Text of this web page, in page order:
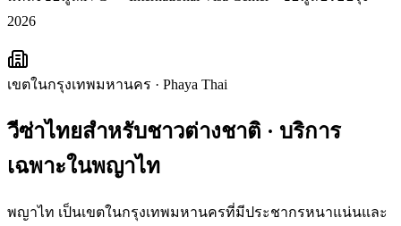
2026
เขตในกรุงเทพมหานคร · Phaya Thai
วีซ่าไทยสำหรับชาวต่างชาติ · บริการ
เฉพาะในพญาไท
พญาไท เป็นเขตในกรุงเทพมหานครที่มีประชากรหนาแน่นและ